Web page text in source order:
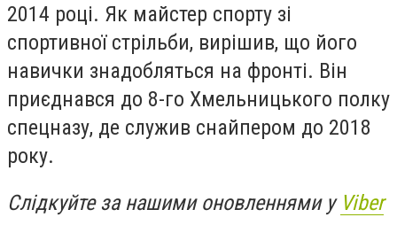
2014 році. Як майстер спорту зі
спортивної стрільби, вирішив, що його
навички знадобляться на фронті. Він
приєднався до 8-го Хмельницького полку
спецназу, де служив снайпером до 2018
року.
Слідкуйте за нашими оновленнями у Viber